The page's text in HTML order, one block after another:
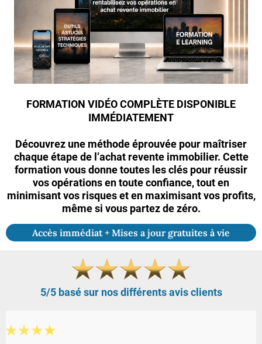
FORMATION VIDÉO COMPLÈTE DISPONIBLE
IMMÉDIATEMENT
Découvrez une méthode éprouvée pour maîtriser
chaque étape de l’achat revente immobilier. Cette
formation vous donne toutes les clés pour réussir
vos opérations en toute confiance, tout en
minimisant vos risques et en maximisant vos profits,
même si vous partez de zéro.
Accès immédiat + Mises a jour gratuites à vie
5/5 basé sur nos différents avis clients
★★★